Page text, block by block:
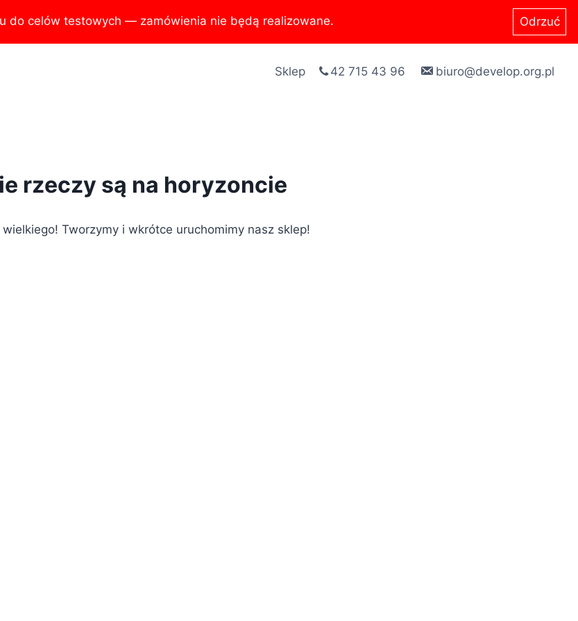
do celów testowych — zamówienia nie będą realizowane. Odrzuć
Sklep 42 715 43 96 biuro@develop.org.pl
rzeczy są na horyzoncie
Tworzymy i wkrótce uruchomimy nasz sklep!